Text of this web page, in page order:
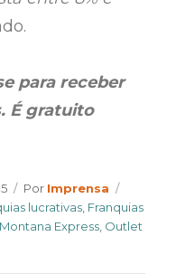
para receber
É gratuito
Por Author
Imprensa
lucrativas Franquias
Montana Express Outlet